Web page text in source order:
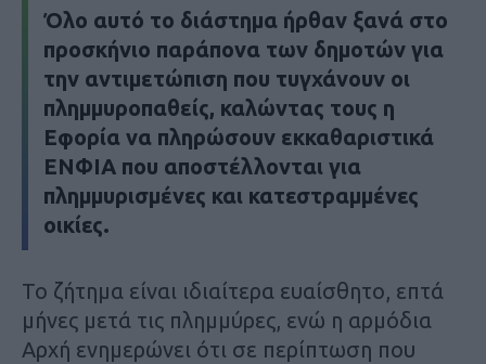
Όλο αυτό το διάστημα ήρθαν ξανά στο
προσκήνιο παράπονα των δημοτών για
την αντιμετώπιση που τυγχάνουν οι
πλημμυροπαθείς, καλώντας τους η
Εφορία να πληρώσουν εκκαθαριστικά
ΕΝΦΙΑ που αποστέλλονται για
πλημμυρισμένες και κατεστραμμένες
οικίες.
Το ζήτημα είναι ιδιαίτερα ευαίσθητο, επτά
μήνες μετά τις πλημμύρες, ενώ η αρμόδια
Αρχή ενημερώνει ότι σε περίπτωση που